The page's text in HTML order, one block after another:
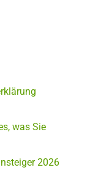
was Sie
2026